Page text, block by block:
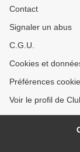
Contact
Signaler un abus
C.G.U.
Cookies et
Préférences
Voir le profil de